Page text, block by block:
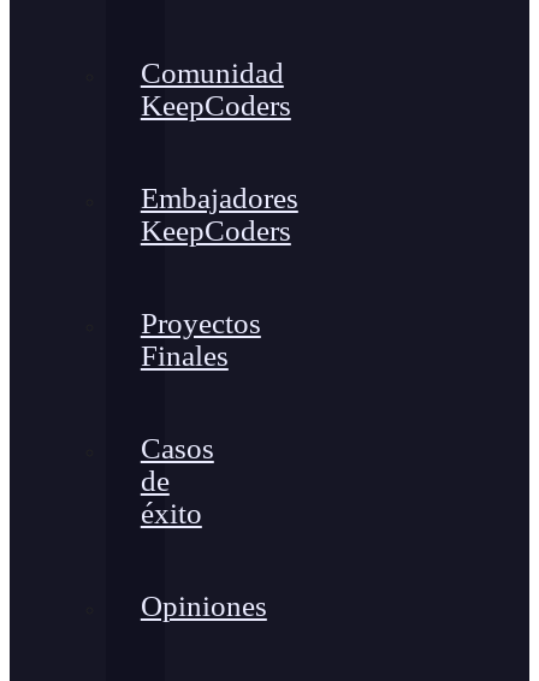
Comunidad
KeepCoders
Embajadores
KeepCoders
Proyectos
Finales
Casos
de
éxito
Opiniones